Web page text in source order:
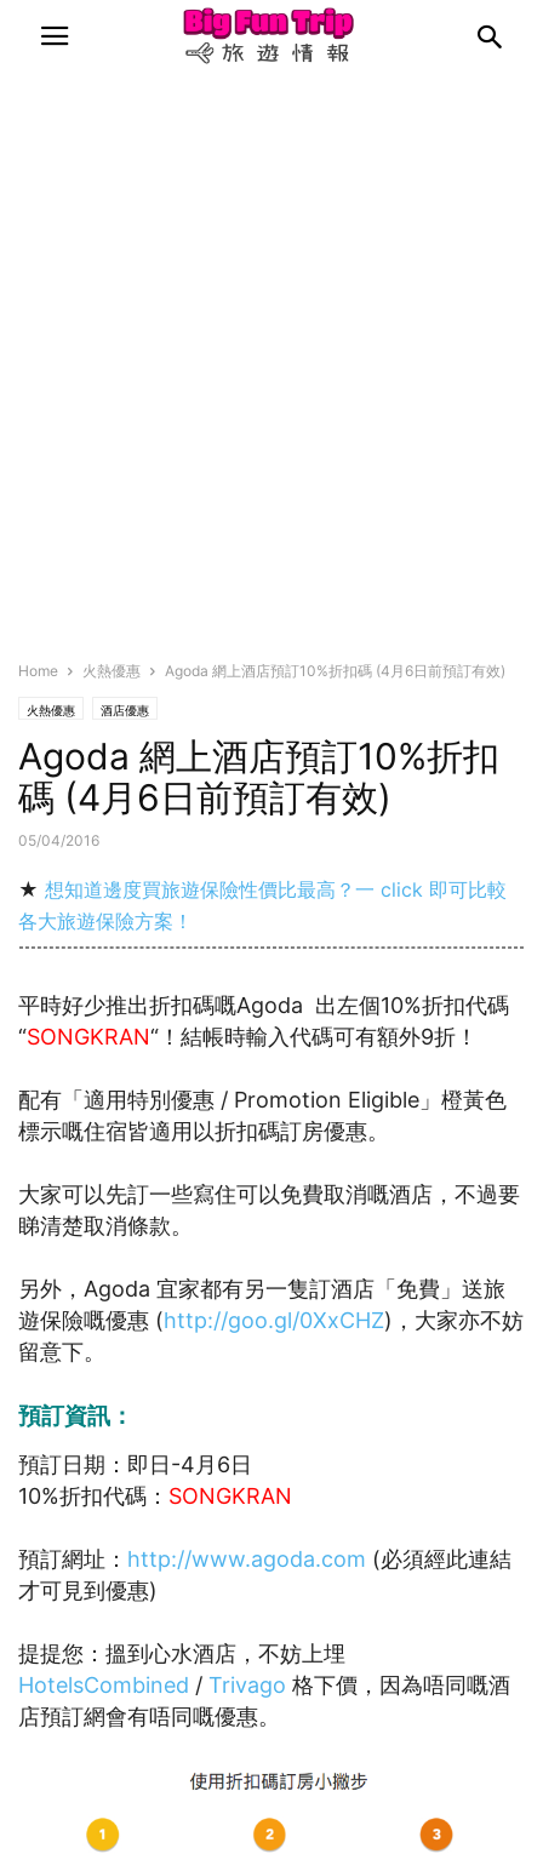
Home 火熱優惠 Agoda 網上酒店預訂10%折扣碼 (4月6日前預訂有效)
火熱優惠 酒店優惠
Agoda 網上酒店預訂10%折扣
碼 (4月6日前預訂有效)
05/04/2016
★ 想知道邊度買旅遊保險性價比最高？一 click 即可比較
各大旅遊保險方案！
平時好少推出折扣碼嘅Agoda 出左個10%折扣代碼
“SONGKRAN“！結帳時輸入代碼可有額外9折！
配有「適用特別優惠 / Promotion Eligible」橙黃色
標示嘅住宿皆適用以折扣碼訂房優惠。
大家可以先訂一些寫住可以免費取消嘅酒店，不過要
睇清楚取消條款。
另外，Agoda 宜家都有另一隻訂酒店「免費」送旅
遊保險嘅優惠 (http://goo.gl/0XxCHZ)，大家亦不妨
留意下。
預訂資訊：
預訂日期：即日-4月6日
10%折扣代碼： SONGKRAN
預訂網址： http://www.agoda.com (必須經此連結
才可見到優惠)
提提您：搵到心水酒店，不妨上埋
HotelsCombined / Trivago 格下價，因為唔同嘅酒
店預訂網會有唔同嘅優惠。